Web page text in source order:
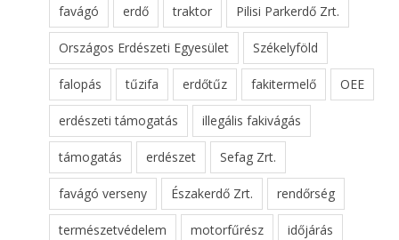
favágó erdő traktor Pilisi Parkerdő Zrt.
Országos Erdészeti Egyesület Székelyföld
falopás tűzifa erdőtűz fakitermelő OEE
erdészeti támogatás illegális fakivágás
támogatás erdészet Sefag Zrt.
favágó verseny Északerdő Zrt. rendőrség
természetvédelem motorfűrész időjárás